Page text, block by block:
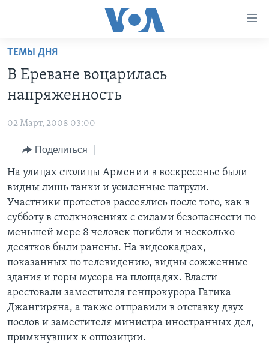
Перейти
основной
контент
Перейти
навигации
Перейти
поиск
ПРОГРАММЫ
НОВОСТИ ЗА МИНУТУ
ИТОГИ
ПОЧЕМУ ЭТО ВАЖНО?
ДИСКУССИЯ VOA
ДЕТАЛИ
НЬЮ-ЙОРК NEW YORK
АМЕРИКА. БОЛЬШОЕ ПУТЕШЕСТВИЕ
ПРОЕКТЫ
УЧИМ АНГЛИЙСКИЙ
НАША АМЕРИКАНСКАЯ ИСТОРИЯ
А КАК В АМЕРИКЕ?
АРТЕФАКТЫ
АМЕРИКАНСКИЕ ГОРОДКИ
ТЕСТЫ
ЭКСПЕРТИЗА
ИНТЕРВЬЮ
ФАКТЫ ПРОТИВ ФЕЙКОВ
ЗА СВОБОДУ ПРЕССЫ
УЧИМ АНГЛИЙСКИЙ
ВИДЕО
ПОДПИСКА НА НОВОСТИ
Learning English
СОЦИАЛЬНЫЕ СЕТИ
ТЕМЫ ДНЯ
В Ереване воцарилась
напряженность
02 Март, 2008 03:00
Поделиться
На улицах столицы Армении в воскресенье были
видны лишь танки и усиленные патрули.
Участники протестов рассеялись после того, как в
субботу в столкновениях с силами безопасности по
меньшей мере 8 человек погибли и несколько
десятков были ранены. На видеокадрах,
показанных по телевидению, видны сожженные
здания и горы мусора на площадях. Власти
арестовали заместителя генпрокурора Гагика
Джангиряна, а также отправили в отставку двух
послов и заместителя министра иностранных дел,
примкнувших к оппозиции.